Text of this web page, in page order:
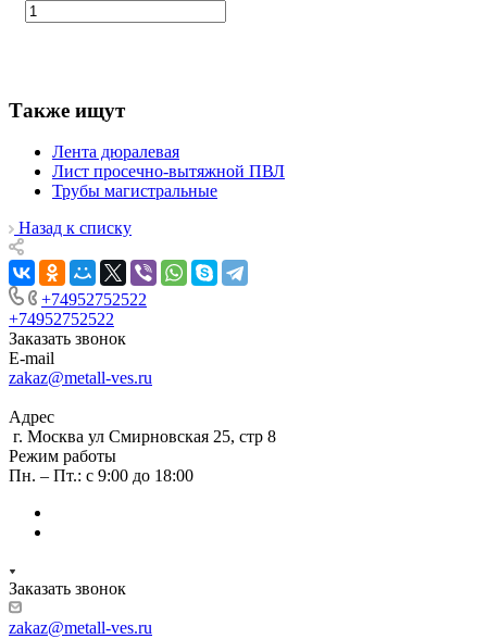
Также ищут
Лента дюралевая
Лист просечно-вытяжной ПВЛ
Трубы магистральные
Назад к списку
+74952752522
+74952752522
Заказать звонок
E-mail
zakaz@metall-ves.ru
Адрес
г. Москва ул Смирновская 25, стр 8
Режим работы
Пн. – Пт.: с 9:00 до 18:00
Заказать звонок
zakaz@metall-ves.ru